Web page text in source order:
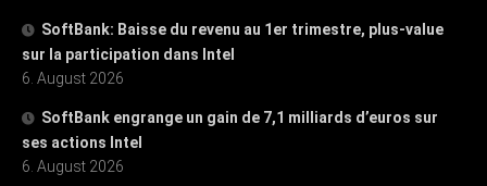
SoftBank: Baisse du revenu au 1er trimestre, plus-value
sur la participation dans Intel
6. August 2026
SoftBank engrange un gain de 7,1 milliards d’euros sur
ses actions Intel
6. August 2026